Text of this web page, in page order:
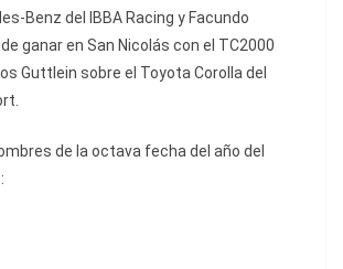
Benz del IBBA Racing y Facundo
ganar en San Nicolás con el TC2000
Guttlein sobre el Toyota Corolla del
de la octava fecha del año del